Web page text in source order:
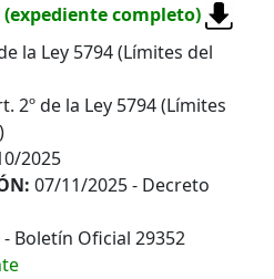
(expediente completo)
la Ley 5794 (Límites del
2º de la Ley 5794 (Límites
2025
07/11/2025 - Decreto
Boletín Oficial 29352